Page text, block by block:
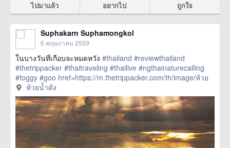
ไปมาแล้ว อยากไป ถูกใจ
Suphakarn Suphamongkol
6 พฤษภาคม 2559
ในบางวันที่เกือบจะหมดหวัง #thailand #reviewthailand
#thetrippacker #thaitraveling #thailive #ngthainaturecalling
#foggy #goo href=https://m.thetrippacker.com/th/image/ห้วย
น้ำดัง/194208> more
ห้วยน้ำดัง